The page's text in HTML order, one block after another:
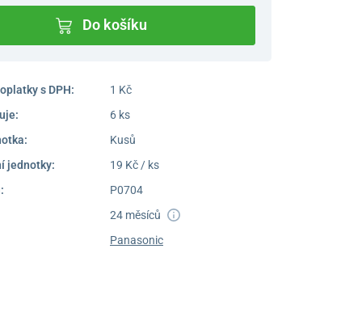
Do košíku
s DPH:
1 Kč
6 ks
Kusů
jednotky:
19 Kč / ks
P0704
24 měsíců
Panasonic